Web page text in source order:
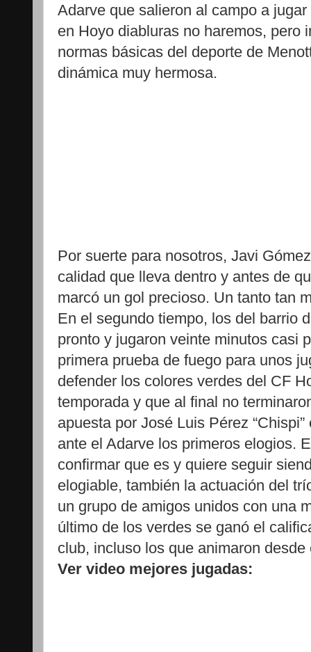
Adarve que salieron al campo a
en Hoyo diabluras no haremos, pero
normas básicas del deporte de
dinámica muy hermosa.
Por suerte para nosotros, Javi
calidad que lleva dentro y antes de
marcó un gol precioso. Un tanto tan
En el segundo tiempo, los del barrio
pronto y jugaron veinte minutos casi
primera prueba de fuego para unos
defender los colores verdes del CF
temporada y que al final no
apuesta por José Luis Pérez
ante el Adarve los primeros elogios.
confirmar que es y quiere seguir
elogiable, también la actuación del
un grupo de amigos unidos con una
último de los verdes se ganó el
club, incluso los que animaron desde
Ver video mejores jugadas: